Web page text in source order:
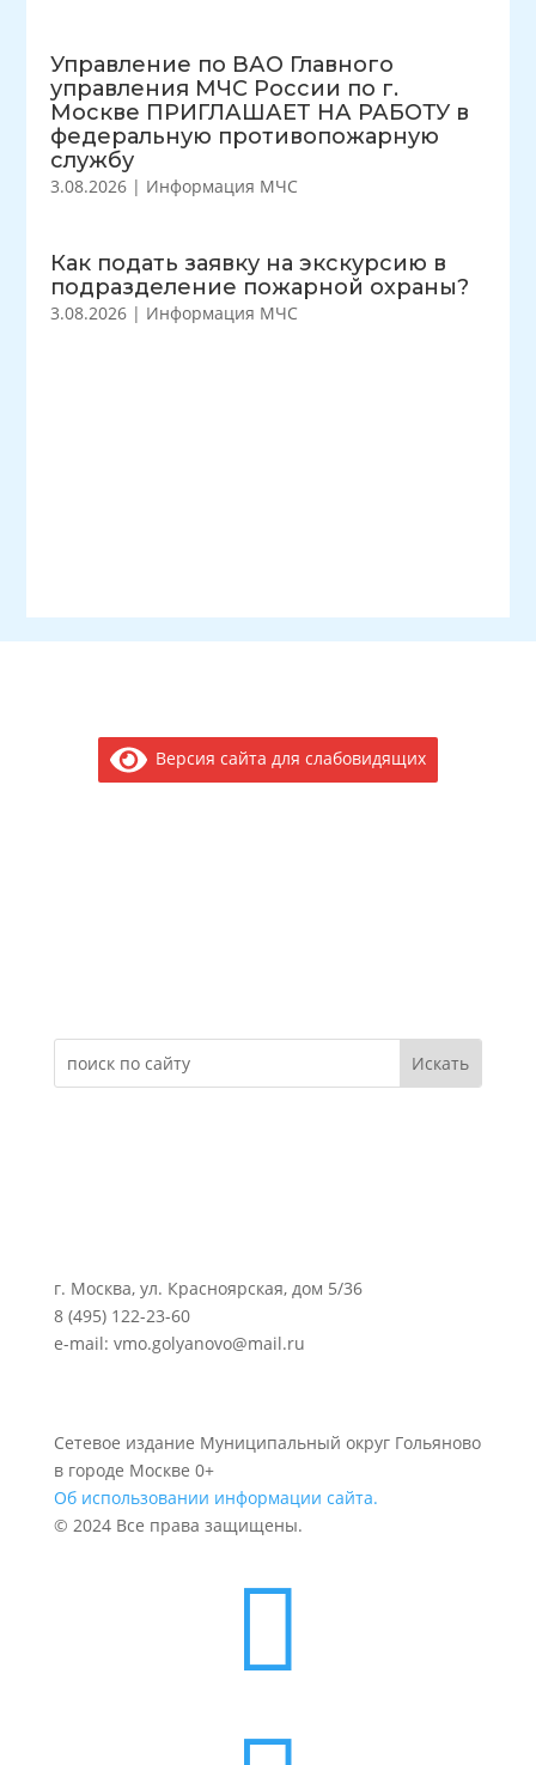
Управление по ВАО Главного
управления МЧС России по г.
Москве ПРИГЛАШАЕТ НА РАБОТУ в
федеральную противопожарную
службу
3.08.2026 | Информация МЧС
Как подать заявку на экскурсию в
подразделение пожарной охраны?
3.08.2026 | Информация МЧС
Версия сайта для слабовидящих
г. Москва, ул. Красноярская, дом 5/36
8 (495) 122-23-60
e-mail: vmo.golyanovo@mail.ru
Сетевое издание Муниципальный округ Гольяново
в городе Москве 0+
Об использовании информации сайта.
© 2024 Все права защищены.
